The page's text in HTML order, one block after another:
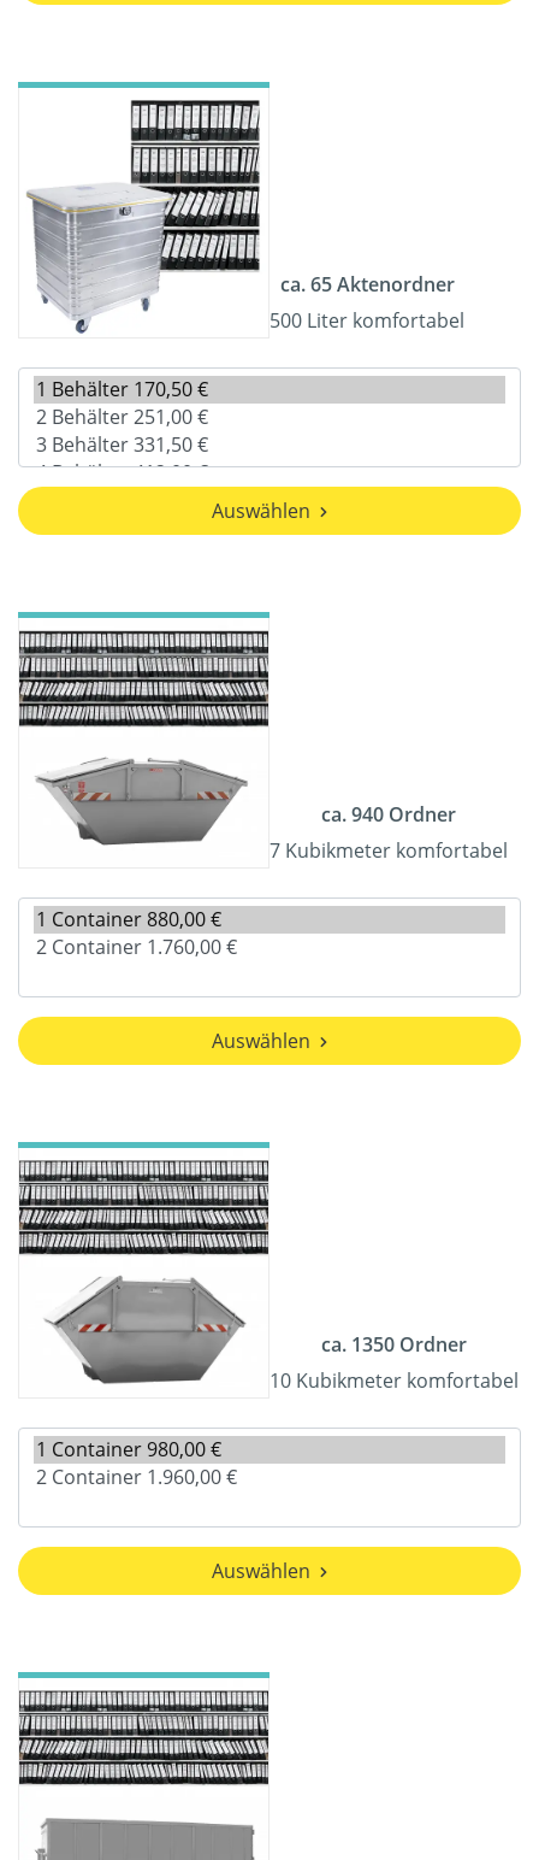
ca. 65 Aktenordner
500 Liter komfortabel
Auswählen
ca. 940 Ordner
7 Kubikmeter komfortabel
Auswählen
ca. 1350 Ordner
10 Kubikmeter komfortabel
Auswählen